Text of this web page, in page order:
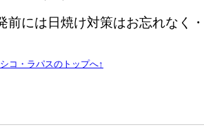
前には日焼け対策はお忘れなく
コ・ラパスのトップへ↑